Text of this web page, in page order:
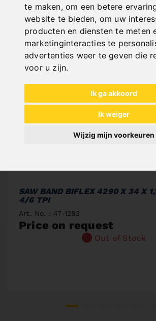
te maken,om een betere
website te bieden, om uw
producten en diensten te meten
marketinginteracties te
advertenties weer te geven die
voor u zijn.
Ik ga akkoord
Ik weiger
Wijzig mijn voorkeuren
SAW BAND BIFLEX 4290 X 34 X
4/6 TPI
Art. No. : 47-1283
Price on request
Out of Stock